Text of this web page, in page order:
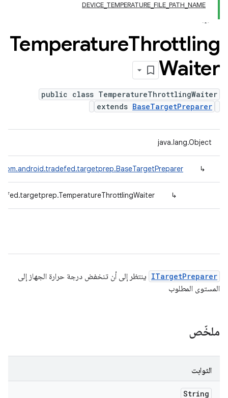
DEVICE_TEMPERATURE_FILE_PATH_NAME
TemperatureThrottling
Waiter
public class TemperatureThrottlingWaiter
extends BaseTargetPreparer
java.lang.Object
↳
com.android.tradefed.targetprep.BaseTargetPreparer
↳
ITargetPreparer ينتظر إلى أن تنخفض درجة حرارة الجهاز إلى
المستوى المطلوب
ملخّص
الثوابت
String